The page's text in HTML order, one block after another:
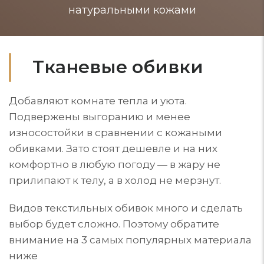
натуральными кожами
Тканевые обивки
Добавляют комнате тепла и уюта.
Подвержены выгоранию и менее
износостойки в сравнении с кожаными
обивками. Зато стоят дешевле и на них
комфортно в любую погоду — в жару не
прилипают к телу, а в холод не мерзнут.
Видов текстильных обивок много и сделать
выбор будет сложно. Поэтому обратите
внимание на 3 самых популярных материала
ниже